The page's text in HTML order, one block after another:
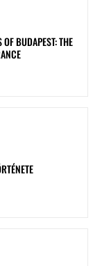
OF BUDAPEST: THE